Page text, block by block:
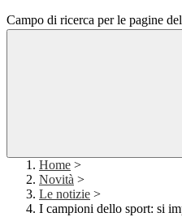
Campo di ricerca per le pagine
Home >
Novità >
Le notizie >
I campioni dello sport: si